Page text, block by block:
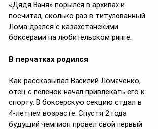
«Дядя Ваня» порылся в архивах и
посчитал, сколько раз в титулованный
Лома дрался с казахстанскими
боксерами на любительском ринге.
В перчатках родился
Как рассказывал Василий Ломаченко,
отец с пеленок начал привлекать его к
спорту. В боксерскую секцию отдал в
4-летнем возрасте. Спустя 2 года
будущий чемпион провел свой первый